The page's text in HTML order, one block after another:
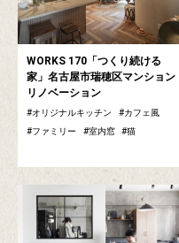
WORKS 170「つくり続ける
家」名古屋市瑞穂区マンション
リノベーション
オリジナルキッチン
カフェ風
ファミリー
室内窓 猫